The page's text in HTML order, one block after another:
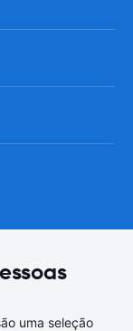
uma seleção